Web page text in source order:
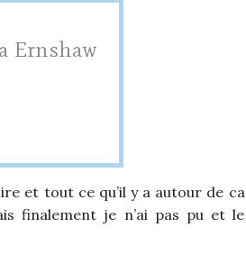
Ernshaw
et tout ce qu’il y a autour de ca
finalement je n’ai pas pu et le